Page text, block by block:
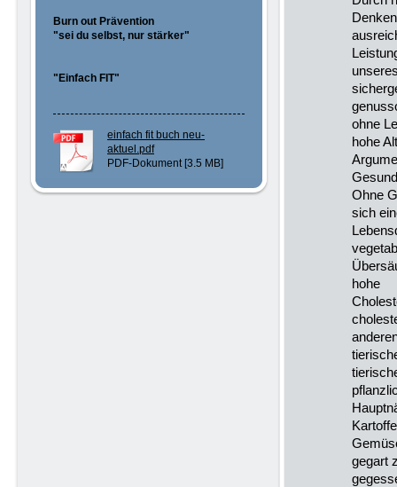
ohne
hohe
Ohne
sich
hohe
gegart
Burn out Prävention
"sei du selbst, nur stärker"
"Einfach FIT"
einfach fit buch neu-
aktuel.pdf
PDF-Dokument [3.5 MB]